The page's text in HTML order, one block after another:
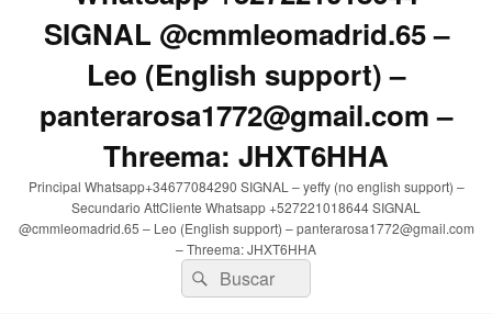
SIGNAL @cmmleomadrid.65 –
Leo (English support) –
panterarosa1772@gmail.com –
Threema: JHXT6HHA
Principal Whatsapp+34677084290 SIGNAL – yeffy (no english support) –
Secundario AttCliente Whatsapp +527221018644 SIGNAL
@cmmleomadrid.65 – Leo (English support) – panterarosa1772@gmail.com
– Threema: JHXT6HHA
Buscar
por:
Buscar